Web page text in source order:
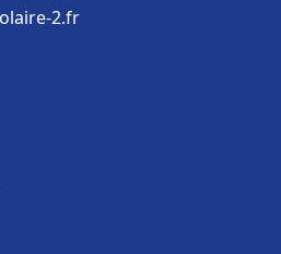
2.fr